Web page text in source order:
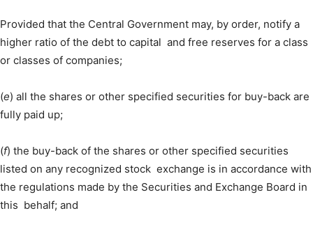
Provided that the Central Government may, by order, notify a
higher ratio of the debt to capital and free reserves for a class
or classes of companies;
(e) all the shares or other specified securities for buy-back are
fully paid up;
(f) the buy-back of the shares or other specified securities
listed on any recognized stock exchange is in accordance with
the regulations made by the Securities and Exchange Board in
this behalf; and